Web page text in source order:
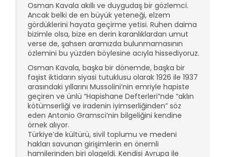
Osman Kavala akıllı ve duygudaş bir gözlemci.
Ancak belki de en büyük yeteneği, elzem
gördüklerini hayata geçirme yetisi. Ruhen daima
bizimle olsa, bize en derin karanlıklardan umut
verse de, şahsen aramızda bulunmamasının
özlemini bu yüzden böylesine acıyla hissediyoruz.
Osman Kavala, başka bir dönemde, başka bir
faşist iktidarın siyasi tutuklusu olarak 1926 ile 1937
arasındaki yıllarını Mussolini’nin emriyle hapiste
geçiren ve ünlü “Hapishane Defterleri”nde “aklın
kötümserliği ve iradenin iyimserliğinden” söz
eden Antonio Gramsci’nin bilgeliğini kendine
örnek alıyor.
Türkiye’de kültürü, sivil toplumu ve medeni
hakları savunan girişimlerin en önemli
hamilerinden biri olageldi. Kendisi Avrupa ile